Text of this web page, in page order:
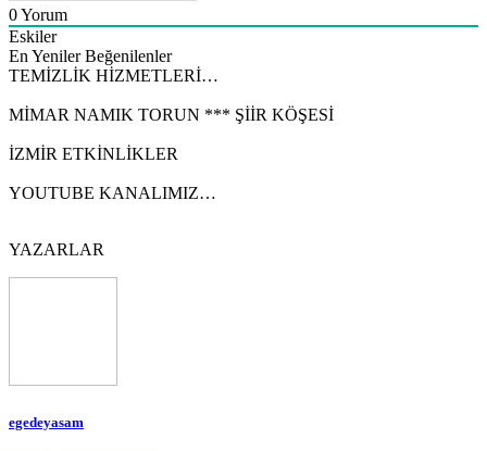
0Yorum
Eskiler
En Yeniler Beğenilenler
TEMİZLİK HİZMETLERİ…
MİMAR NAMIK TORUN *** ŞİİR KÖŞESİ
İZMİR ETKİNLİKLER
YOUTUBE KANALIMIZ…
YAZARLAR
egedeyasam